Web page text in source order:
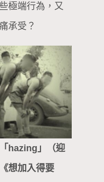
極端行為，又
承受？
hazing」（迎
想加入得要